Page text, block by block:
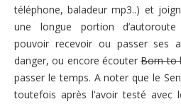
téléphone, baladeur mp3..) et
une longue portion
pouvoir recevoir ou passer ses
danger, ou encore écouterBorn to
passer le temps. A noter que le
toutefois après l’avoir testé avec